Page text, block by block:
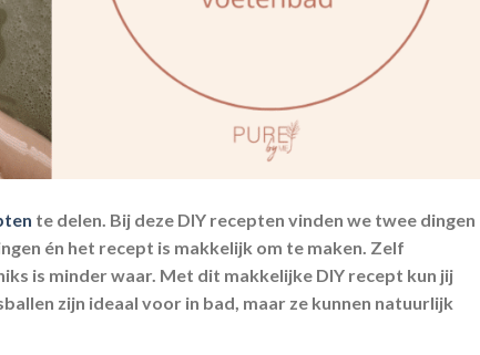
te delen. Bij deze DIY recepten vinden we twee dingen
én het recept is makkelijk om te maken. Zelf
is minder waar. Met dit makkelijke DIY recept kun jij
zijn ideaal voor in bad, maar ze kunnen natuurlijk